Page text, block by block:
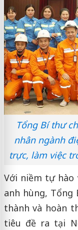
Tổng Bí thư
nhân ngành
trực, làm việc
Với niềm tự hào
anh hùng,
thành và hoàn
tiêu đề ra tại